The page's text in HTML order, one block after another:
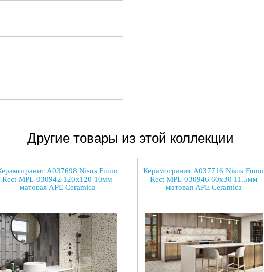
Другие товары из этой коллекции
A037698 Nisus Fumo
Rect MPL-030942 120x120 10мм
матовая APE Ceramica
Керамогранит A037716 Nisus Fumo
Rect MPL-030946 60x30 11.5мм
матовая APE Ceramica